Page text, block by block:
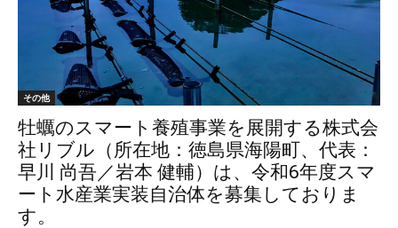
その他
牡蠣のスマート養殖事業を展開する株式会
社リブル（所在地：徳島県海陽町、代表：
早川 尚吾／岩本 健輔）は、令和6年度スマ
ート水産業実装自治体を募集しておりま
す。